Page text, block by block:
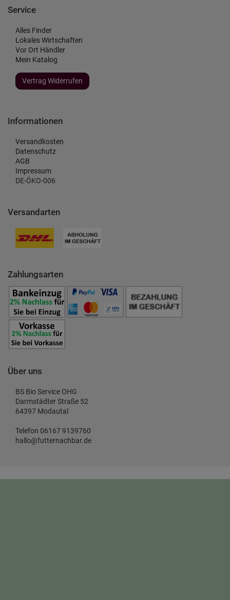
Service
Alles Finder
Lokales Wirtschaften
Vor Ort Händler
Mein Katalog
Vertrag Widerrufen
Informationen
Versandkosten
Datenschutz
AGB
Impressum
DE-ÖKO-006
Versandarten
Zahlungsarten
Über uns
BS Bio Service OHG
Darmstädter Straße 52
64397 Modautal
Telefon 06167 9139760
hallo@futternachbar.de